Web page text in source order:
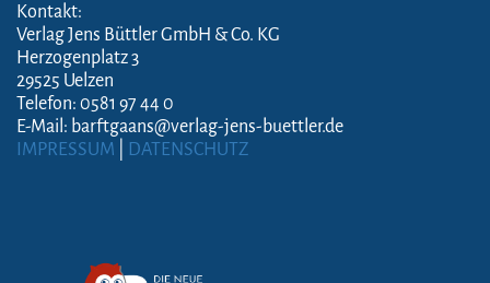
Kontakt:
Verlag Jens Büttler GmbH & Co. KG
Herzogenplatz 3
29525 Uelzen
Telefon: 0581 97 44 0
E-Mail: barftgaans@verlag-jens-buettler.de
IMPRESSUM
DATENSCHUTZ